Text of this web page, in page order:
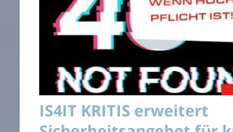
IS4IT KRITIS erweitert